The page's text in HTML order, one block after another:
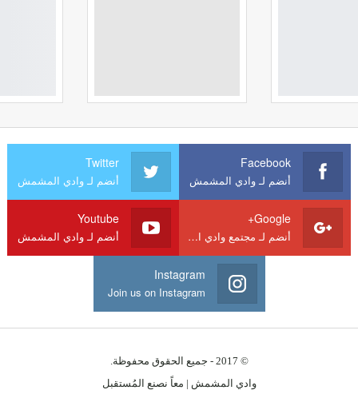
Facebook
أنضم لـ وادي المشمش
Twitter
أنضم لـ وادي المشمش
Google+
أنضم لـ مجتمع وادي المشمش
Youtube
أنضم لـ وادي المشمش
Instagram
Join us on Instagram
© 2017 - جميع الحقوق محفوظة.
وادي المشمش | معاً نصنع المُستقبل